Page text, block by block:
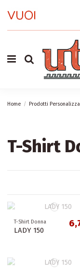
Home Prodotti
T-Shirt
T-Shirt Donna
LADY 150